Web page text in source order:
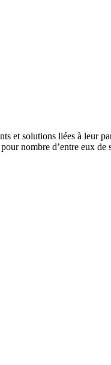
et solutions liées à leur
nombre d’entre eux de